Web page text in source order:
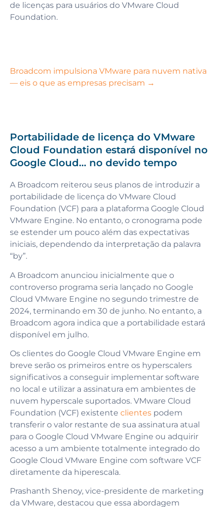
de licenças para usuários do VMware Cloud
Foundation.
Broadcom impulsiona VMware para nuvem nativa
— eis o que as empresas precisam →
Portabilidade de licença do VMware
Cloud Foundation estará disponível no
Google Cloud... no devido tempo
A Broadcom reiterou seus planos de introduzir a
portabilidade de licença do VMware Cloud
Foundation (VCF) para a plataforma Google Cloud
VMware Engine. No entanto, o cronograma pode
se estender um pouco além das expectativas
iniciais, dependendo da interpretação da palavra
“by”.
A Broadcom anunciou inicialmente que o
controverso programa seria lançado no Google
Cloud VMware Engine no segundo trimestre de
2024, terminando em 30 de junho. No entanto, a
Broadcom agora indica que a portabilidade estará
disponível em julho.
Os clientes do Google Cloud VMware Engine em
breve serão os primeiros entre os hyperscalers
significativos a conseguir implementar software
no local e utilizar a assinatura em ambientes de
nuvem hyperscale suportados. VMware Cloud
Foundation (VCF) existente clientes podem
transferir o valor restante de sua assinatura atual
para o Google Cloud VMware Engine ou adquirir
acesso a um ambiente totalmente integrado do
Google Cloud VMware Engine com software VCF
diretamente da hiperescala.
Prashanth Shenoy, vice-presidente de marketing
da VMware, destacou que essa abordagem